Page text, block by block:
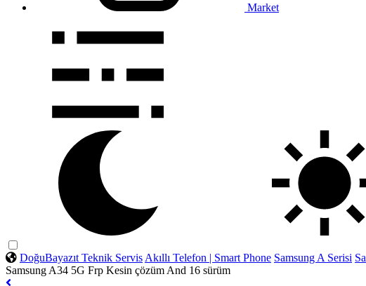
Market
DoğuBayazıt Teknik Servis Akıllı Telefon | Smart Phone Samsung A Serisi
Samsung A34 5G Frp Kesin çözüm And 16 sürüm